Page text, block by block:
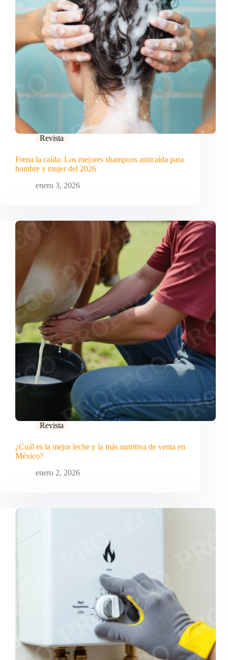
Revista
Frena la caída: Los mejores shampoos anticaída para
hombre y mujer del 2026
enero 3, 2026
Revista
¿Cuál es la mejor leche y la más nutritiva de venta en
México?
enero 2, 2026